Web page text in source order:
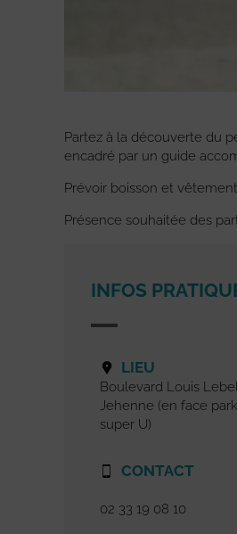
Partez à la découverte du
encadré par un guide
Prévoir boisson et
Présence souhaitée des
INFOS
LIEU
Boulevard Louis
Jehenne (en face
super U)
CONTACT
02 33 19 08 10